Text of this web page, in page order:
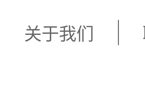
关于我们